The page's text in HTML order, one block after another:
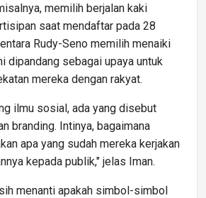
memilih berjalan kaki
saat mendaftar pada 28
Rudy-Seno memilih menaiki
dipandang sebagai upaya untuk
mereka dengan rakyat.
ilmu sosial, ada yang disebut
branding. Intinya, bagaimana
apa yang sudah mereka kerjakan
kepada publik," jelas Iman.
menanti apakah simbol-simbol